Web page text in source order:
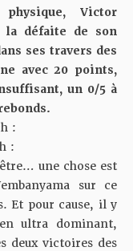
Victor
la défaite de son
ses travers des
avec 20 points,
un 0/5 à
:
:
une chose est
sur ce
Et pour cause, il y
ultra dominant,
deux victoires des